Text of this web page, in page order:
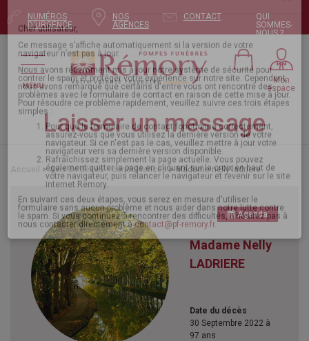
NUMÉROS
D'URGENCE
NOS
AGENCES
CONTACT
QUI
SOMMES-
NOUS ?
MENU
Mon
espace
Laisser un message
Accueil >Avis de décès - condoléances> Madame nelly ladriere
Agenda
Madame Nelly
LADRIERE
Date du décès
30 Septembre 2022 à
97 ans
Pour envoyer votre message, mettez à jour
votre navigateur
×
Cher utilisateur,
Ce message s’affiche automatiquement si la version de votre
navigateur n’est pas à jour.
Nous avons récemment mis à jour notre système de sécurité pour
contrer le spam et protéger votre expérience sur notre site. Cependant,
nous avons remarqué que certains d'entre vous ont rencontré des
problèmes avec le formulaire de contact en raison de cette mise à jour.
Pour résoudre ce problème rapidement, veuillez suivre ces trois étapes
simples :
Pour que le formulaire de contact fonctionne correctement,
assurez-vous que vous utilisez la dernière version de votre
navigateur. Si ce n'est pas le cas, veuillez mettre à jour votre
navigateur vers sa dernière version disponible.
Rafraîchissez simplement la page actuelle. Vous pouvez
également quitter la page en cliquant sur la croix en haut de
votre navigateur, puis relancer le navigateur et revenir sur le site
internet Remory.
En suivant ces deux étapes, vous serez en mesure d'utiliser le
formulaire sans aucun problème et nous aider dans notre lutte contre
le spam. Si vous continuez à rencontrer des difficultés, n'hésitez pas à
nous contacter directement àcontact@pf-remory.fr